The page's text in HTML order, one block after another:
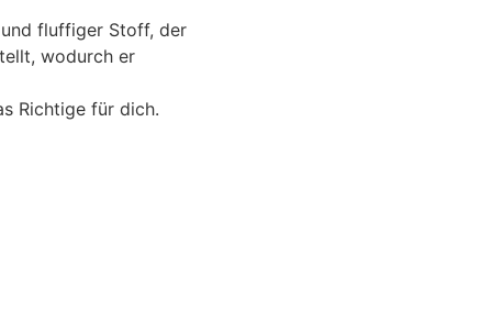
und fluffiger Stoff, der
wodurch er
Richtige für dich.